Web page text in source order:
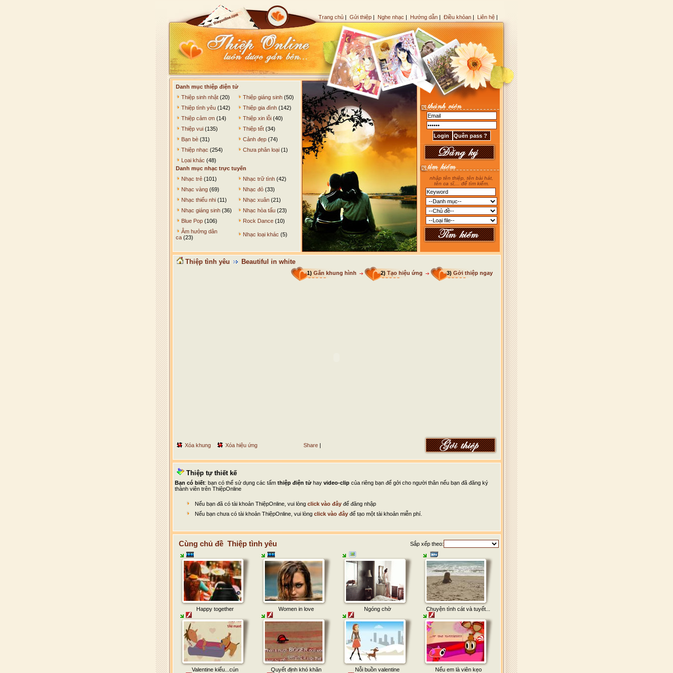
Trang chủ | Gửi thiệp | Nghe nhạc | Hướng dẫn | Điều khỏan | Liên hệ |
Danh mục thiệp điện tử
Thiệp sinh nhật (20) Thiệp giáng sinh (50)
Thiệp tình yêu (142) Thiệp gia đình (142)
Thiệp cảm ơn (14) Thiệp xin lỗi (40)
Thiệp vui (135) Thiệp tết (34)
Bạn bè (31) Cảnh đẹp (74)
Thiệp nhạc (254) Chưa phân loại (1)
Lọai khác (48)
Danh mục nhạc trực tuyến
Nhạc trẻ (101) Nhạc trữ tình (42)
Nhạc vàng (69) Nhạc đỏ (33)
Nhạc thiếu nhi (11) Nhạc xuân (21)
Nhạc giáng sinh (36) Nhạc hòa tấu (23)
Blue Pop (106) Rock Dance (10)
Âm hưởng dân
ca (23) Nhạc loại khác (5)
nhập tên thiệp, tên bài hát,
tên ca sĩ,... để tìm kiếm.
Thiệp tình yêu Beautiful in white
1) Gắn khung hình 2) Tạo hiệu ứng 3) Gởi thiệp ngay
Xóa khung Xóa hiệu ứng Share |
Thiệp tự thiết kế
Bạn có biết: bạn có thể sử dụng các tấm thiệp điện tửhay video-clipcủa riêng bạn để gởi cho người thân nếu bạn đã đăng ký
thành viên trên ThiệpOnline
Nếu bạn đã có tài khoản ThiệpOnline, vui lòng click vào đâyđể đăng nhập
Nếu bạn chưa có tài khoản ThiệpOnline, vui lòng click vào đâyđể tạo một tài khoản miễn phí.
Cùng chủ đề Thiệp tình yêu Sắp xếp theo:
Happy together Women in love Ngóng chờ Chuyện tình cát và tuyết...
Valentine kiểu...cún Quyết định khó khăn Nỗi buồn valentine Nếu em là viên kẹo